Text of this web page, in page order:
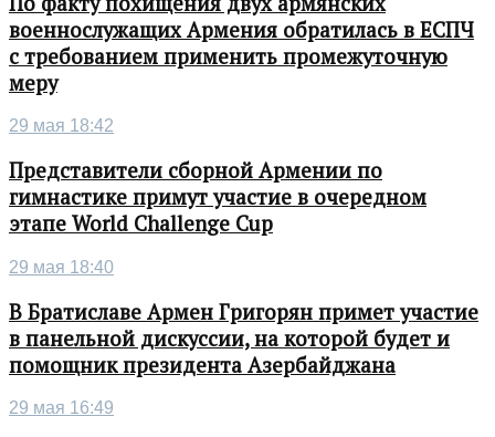
военнослужащих Армения обратилась в ЕСПЧ
с требованием применить промежуточную
меру
29 мая 18:42
Представители сборной Армении по
гимнастике примут участие в очередном
этапе World Challenge Cup
29 мая 18:40
В Братиславе Армен Григорян примет участие
в панельной дискуссии, на которой будет и
помощник президента Азербайджана
29 мая 16:49